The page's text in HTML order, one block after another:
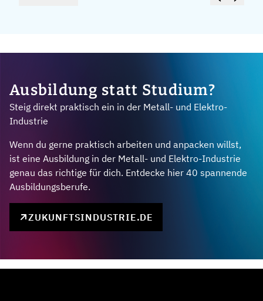
Ausbildung statt Studium?
Steig direkt praktisch ein in der Metall- und Elektro-
Industrie
Wenn du gerne praktisch arbeiten und anpacken willst,
ist eine Ausbildung in der Metall- und Elektro-Industrie
genau das richtige für dich. Entdecke hier 40 spannende
Ausbildungsberufe.
ZUKUNFTSINDUSTRIE.DE